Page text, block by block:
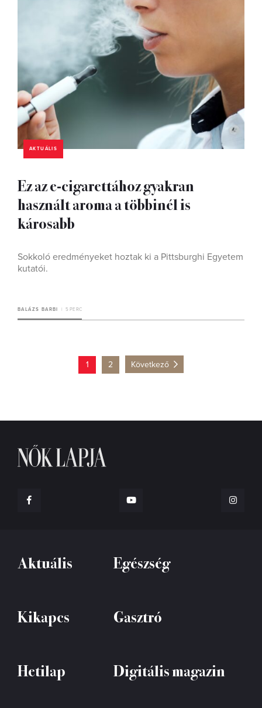
AKTUÁLIS
Ez az e-cigarettához gyakran
használt aroma a többinél is
károsabb
Sokkoló eredményeket hoztak ki a Pittsburghi Egyetem
kutatói.
BALÁZS BARBI 5 PERC
1 2 Következő
Aktuális Egészség
Kikapcs Gasztró
Hetilap Digitális magazin